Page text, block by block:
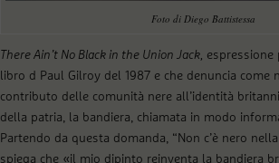
Foto di Diego Battistessa
There Ain’t No Black in the Union Jack,
libro d Paul Gilroy del 1987 e che denuncia come
contributo delle comunità nere all’identità
della patria, la bandiera, chiamata in modo
Partendo da questa domanda, “Non c’è nero
spiega che «il mio dipinto reinventa la bandiera